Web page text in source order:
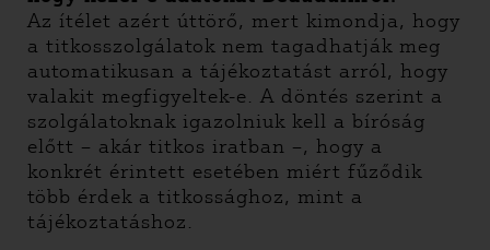
Az ítélet azért úttörő, mert kimondja, hogy
a titkosszolgálatok nem tagadhatják meg
automatikusan a tájékoztatást arról, hogy
valakit megfigyeltek-e. A döntés szerint a
szolgálatoknak igazolniuk kell a bíróság
előtt – akár titkos iratban –, hogy a
konkrét érintett esetében miért fűződik
több érdek a titkossághoz, mint a
tájékoztatáshoz.